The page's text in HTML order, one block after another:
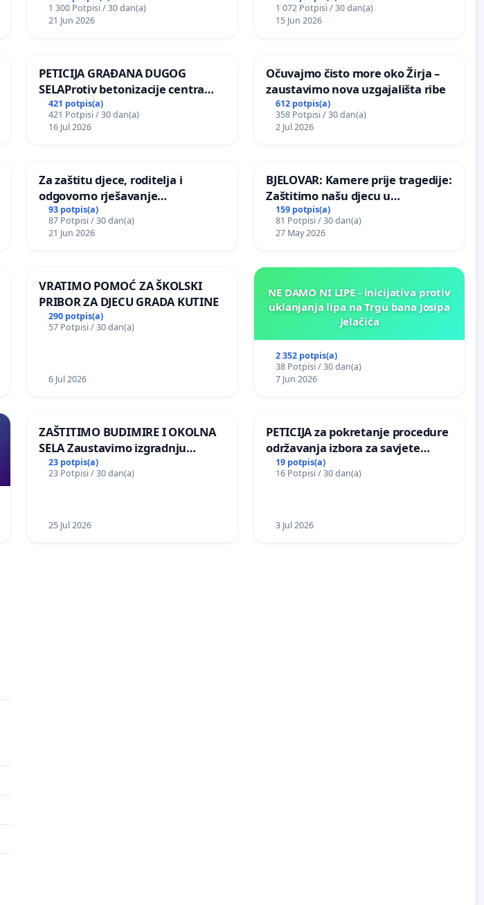
1 300 Potpisi / 30 dan(a)
21 Jun 2026
1 072 Potpisi / 30 dan(a)
15 Jun 2026
PETICIJA GRAĐANA DUGOG
SELAProtiv betonizacije centra
grada i za očuvanje postojećih
zelenih površina i odraslih stabala
pri donošenju izmjena
421 potpis(a)
421 Potpisi / 30 dan(a)
16 Jul 2026
Očuvajmo čisto more oko Žirja –
zaustavimo nova uzgajališta ribe
612 potpis(a)
358 Potpisi / 30 dan(a)
2 Jul 2026
Za zaštitu djece, roditelja i
odgovorno rješavanje
maloljetničkog nasilja
93 potpis(a)
87 Potpisi / 30 dan(a)
21 Jun 2026
BJELOVAR: Kamere prije tragedije:
Zaštitimo našu djecu u
Vukovarskoj!
159 potpis(a)
81 Potpisi / 30 dan(a)
27 May 2026
VRATIMO POMOĆ ZA ŠKOLSKI
PRIBOR ZA DJECU GRADA KUTINE
290 potpis(a)
57 Potpisi / 30 dan(a)
6 Jul 2026
NE DAMO NI LIPE - inicijativa protiv
uklanjanja lipa na Trgu bana Josipa
Jelačića
2 352 potpis(a)
38 Potpisi / 30 dan(a)
7 Jun 2026
ZAŠTITIMO BUDIMIRE I OKOLNA
SELA Zaustavimo izgradnju
Sunčane elektrane Vedrine na
području Ugljana
23 potpis(a)
23 Potpisi / 30 dan(a)
25 Jul 2026
PETICIJA za pokretanje procedure
održavanja izbora za savjete
mjesnih zajednica u Općini
Bugojno
19 potpis(a)
16 Potpisi / 30 dan(a)
3 Jul 2026